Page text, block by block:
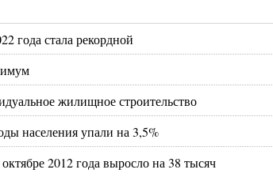
года стала рекордной
жилищное строительство
населения упали на 3,5%
2012 года выросло на 38 тысяч